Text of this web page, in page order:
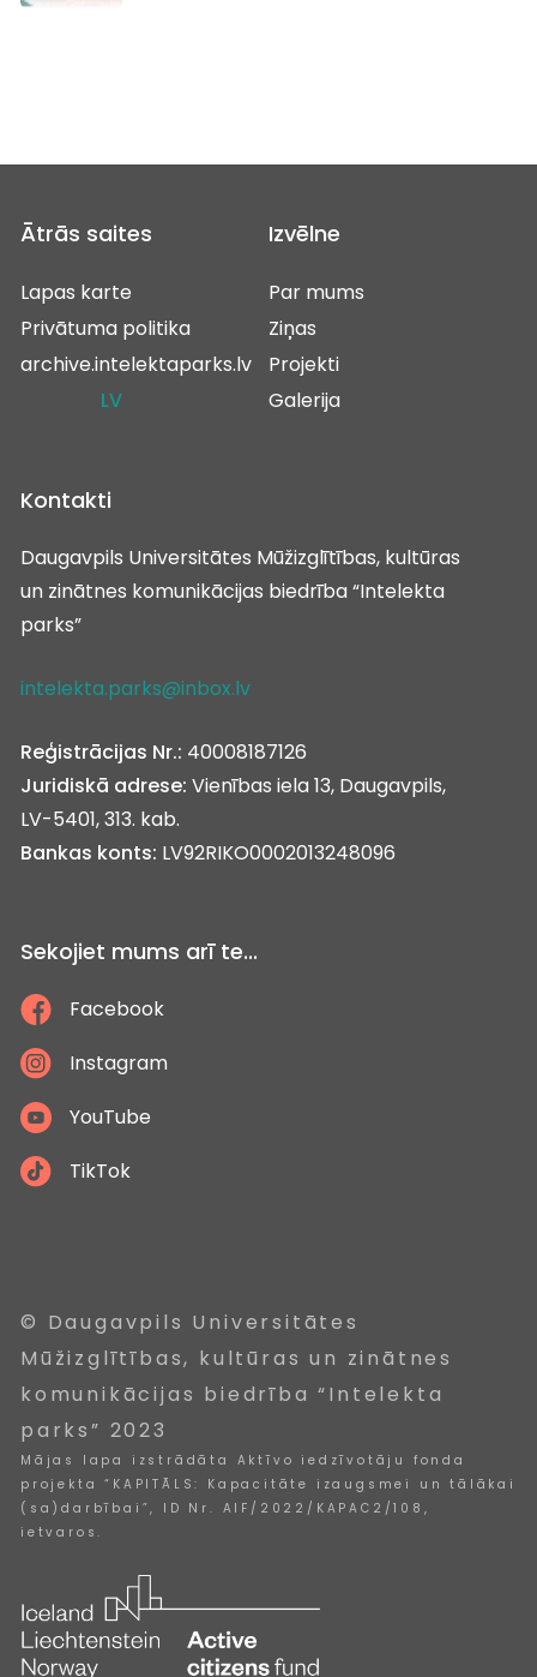
Ātrās saites
Lapas karte
Privātuma politika
archive.intelektaparks.lv
LV
Izvēlne
Par mums
Ziņas
Projekti
Galerija
Kontakti
Daugavpils Universitātes Mūžizglītības, kultūras
un zinātnes komunikācijas biedrība “Intelekta
parks”
intelekta.parks@inbox.lv
Reģistrācijas Nr.: 40008187126
Juridiskā adrese: Vienības iela 13, Daugavpils,
LV-5401, 313. kab.
Bankas konts: LV92RIKO0002013248096
Sekojiet mums arī te...
Facebook
Instagram
YouTube
TikTok
© Daugavpils Universitātes
Mūžizglītības, kultūras un zinātnes
komunikācijas biedrība “Intelekta
parks” 2023
Mājas lapa izstrādāta Aktīvo iedzīvotāju fonda
projekta “KAPITĀLS: Kapacitāte izaugsmei un tālākai
(sa)darbībai”, ID Nr. AIF/2022/KAPAC2/108,
ietvaros.